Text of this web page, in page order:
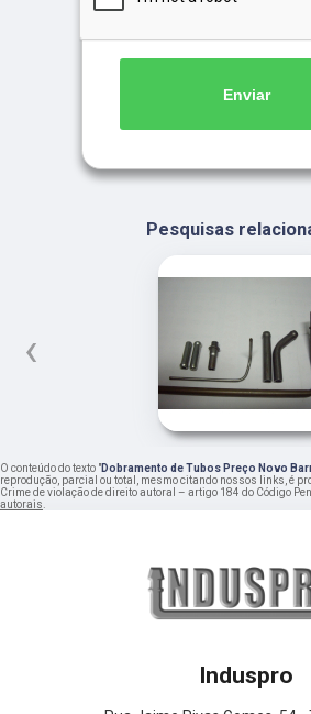
Enviar
Pesquisas
‹
O conteúdo do texto "Dobramento de Tubos Preço Novo
reprodução, parcial ou total, mesmo citando nossos links, é
Crime de violação de direito autoral – artigo 184 do Código
autorais.
Induspro